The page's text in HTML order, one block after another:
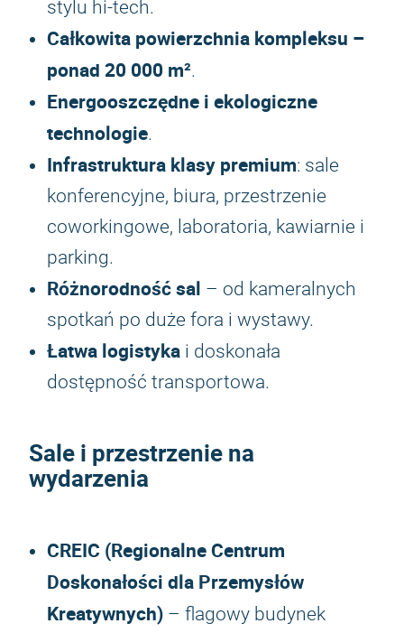
stylu hi-tech.
Całkowita powierzchnia kompleksu –
ponad 20 000 m².
Energooszczędne i ekologiczne
technologie.
Infrastruktura klasy premium: sale
konferencyjne, biura, przestrzenie
coworkingowe, laboratoria, kawiarnie i
parking.
Różnorodność sal – od kameralnych
spotkań po duże fora i wystawy.
Łatwa logistyka i doskonała
dostępność transportowa.
Sale i przestrzenie na
wydarzenia
CREIC (Regionalne Centrum
Doskonałości dla Przemysłów
Kreatywnych) – flagowy budynek